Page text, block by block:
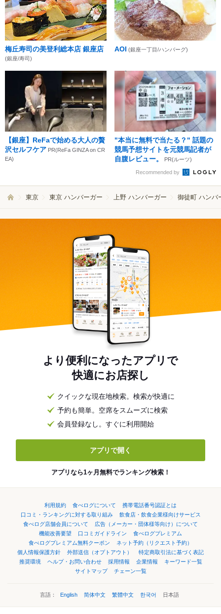
梅丘寿司の美登利総本店 銀座店
(銀座/寿司)
AOI (銀座一丁目/ハンバーグ)
【銀座】ReFaで始める大人の贅
沢セルフケア PR(ReFa GINZA on CR
EA)
"本当に無料で当たる？" 話題の
競馬予想サイトを元競馬記者が
自腹レビュー。
PR(ルーツ)
Recommended by
東京 東京 ハンバーガー 上野 ハンバーガー 御徒町 ハンバ
より便利になったアプリで
快適にお店探し
クイックな現在地検索。検索が快適に
予約も簡単。空席をスムーズに検索
会員登録なし。すぐに利用開始
アプリで開く
アプリなら1ヶ月無料でランキング検索！
利用規約 食べログについて
携帯電話番号認証とは
口コミ・ランキングに対する取り組み
飲食店・飲食企業様向けサービス
食べログ店舗会員について
広告（メーカー・団体様等向け）について
機能改善要望
口コミガイドライン
食べログプレミアム
食べログプレミアム無料クーポン
ネット予約（リクエスト予約）
個人情報保護方針
外部送信（オプトアウト）
特定商取引法に基づく表記
推奨環境
ヘルプ・お問い合わせ 採用情報 企業情報
キーワード一覧
サイトマップ
チェーン一覧
言語： English 简体中文 繁體中文 한국어 日本語